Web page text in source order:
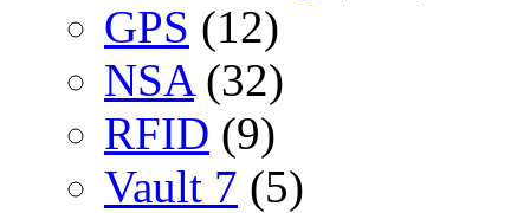
GPS (12)
NSA(32)
RFID (9)
Vault 7 (5)